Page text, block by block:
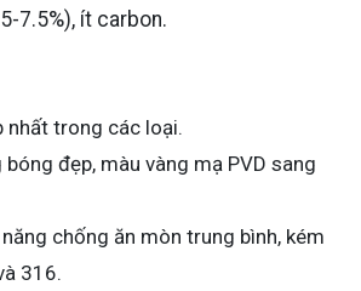
7.5%), ít carbon.
nhất trong các loại.
đẹp, màu vàng mạ PVD sang
chống ăn mòn trung bình, kém
316.